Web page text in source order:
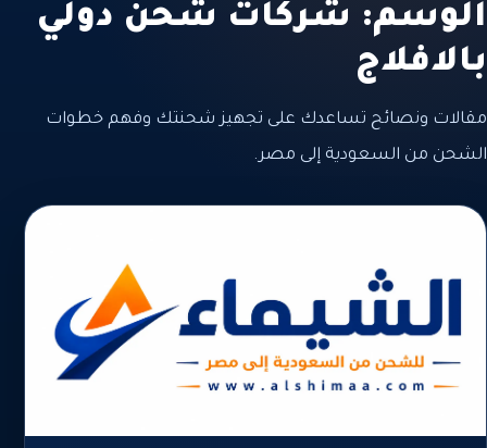
الوسم: شركات شحن دولي
بالافلاج
مقالات ونصائح تساعدك على تجهيز شحنتك وفهم خطوات
الشحن من السعودية إلى مصر.